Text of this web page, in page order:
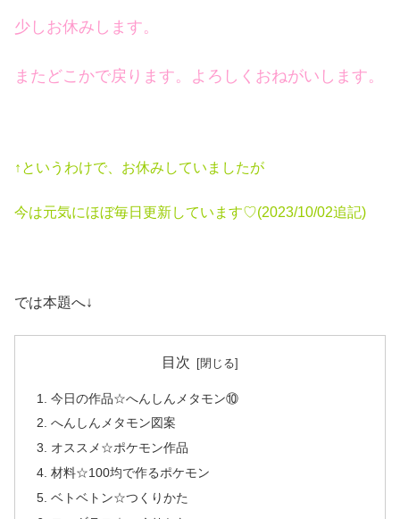
少しお休みします。
またどこかで戻ります。よろしくおねがいします。
↑というわけで、お休みしていましたが
今は元気にほぼ毎日更新しています♡(2023/10/02追記)
では本題へ↓
目次
今日の作品☆へんしんメタモン⑩
へんしんメタモン図案
オススメ☆ポケモン作品
材料☆100均で作るポケモン
ベトベトン☆つくりかた